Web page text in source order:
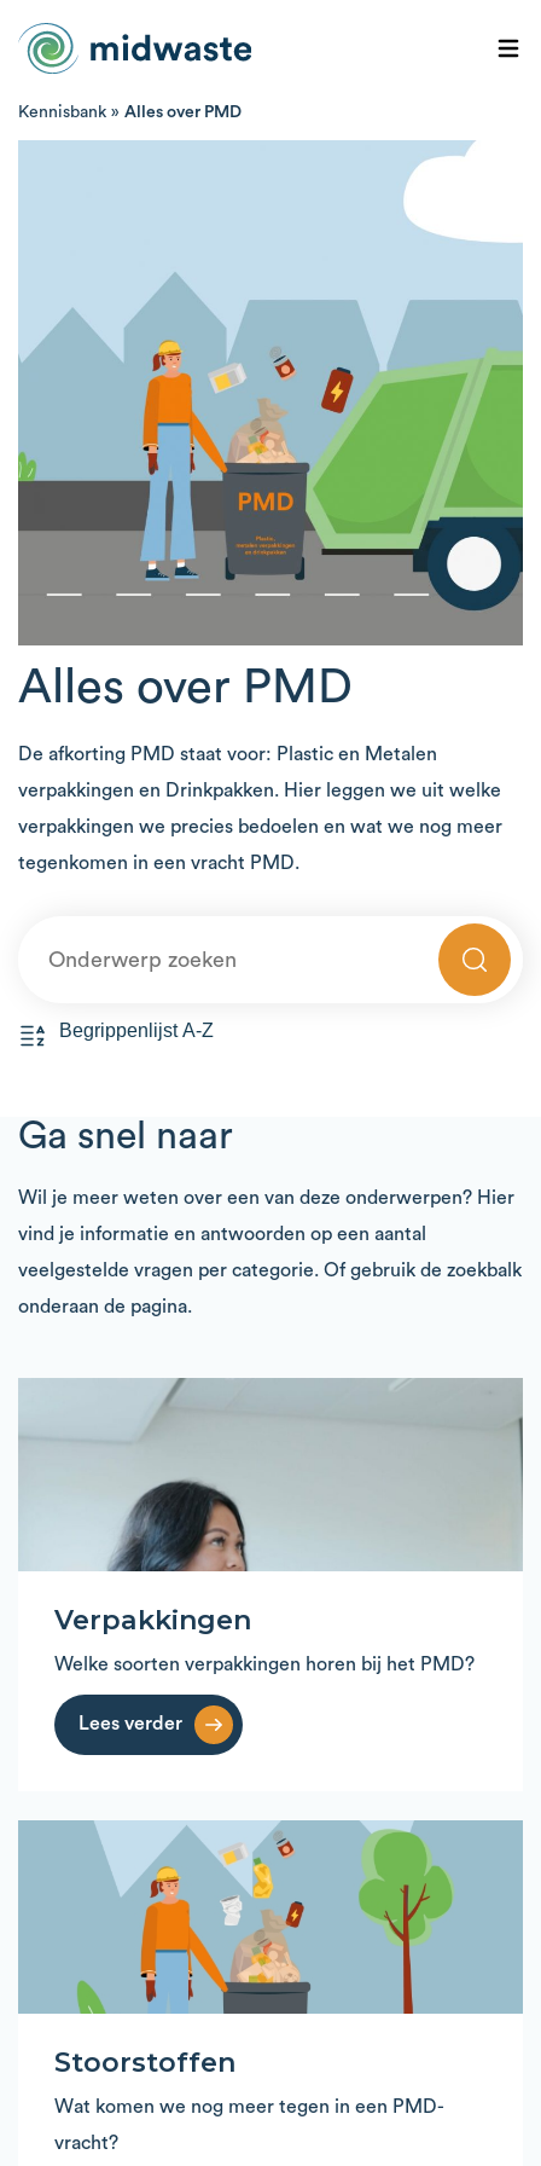
Kennisbank » Alles over PMD
Alles over PMD
De afkorting PMD staat voor: Plastic en Metalen
verpakkingen en Drinkpakken. Hier leggen we uit welke
verpakkingen we precies bedoelen en wat we nog meer
tegenkomen in een vracht PMD.
Ga snel naar
Wil je meer weten over een van deze onderwerpen? Hier
vind je informatie en antwoorden op een aantal
veelgestelde vragen per categorie. Of gebruik de zoekbalk
onderaan de pagina.
Verpakkingen
Welke soorten verpakkingen horen bij het PMD?
Lees verder
Stoorstoffen
Wat komen we nog meer tegen in een PMD-
vracht?